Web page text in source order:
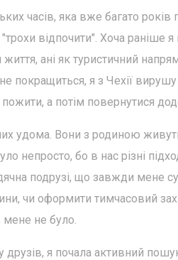
часів, яка вже багато
відпочити". Хоча раніше
ані як туристичний
покращиться, я з Чехії
а потім повернутися
удома. Вони з родиною
непросто, бо в нас різні
подрузі, що завжди мене
чи оформити тимчасовий
мене не було.
я почала активний